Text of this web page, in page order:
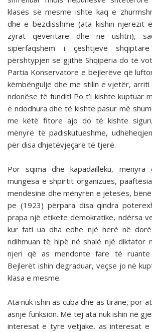
klasës së mesme ishte kaq e
dhe e bezdisshme (ata kishin njerëzit
zyrat qeveritare dhe në ushtri),
sipërfaqshëm i çështjeve
përshtypjen se gjithë Shqipëria do të
Partia Konservatore e bejlerëve që
këmbëngulje dhe me stilin e vjetër,
ndonëse të fundit! Po t’i kishte kuptuar
e ndodhura dhe të kishte pasur më
me këtë fitore ajo do të kishte
mënyrë të padiskutueshme,
për disa dhjetëvjeçarë të tjerë.
Por sqima dhe kapadaillëku,
mungesa e shpirtit organizues,
mendësinë dhe mënyrën e jetesës,
pe (1923) përpara disa qindra
prapa një etikete demokratike, ndërsa
kur fati ua dha edhe një herë në
ndihmuan të hipë në shalë një diktator
njeri që as mendonte fare të
Bejlerët ishin degraduar, veçse jo në
klasa e mesme.
Ata nuk ishin as cuba dhe as tiranë, por
asnjë funksion. Më tej ata nuk ishin në
interesat e tyre vetjake, as interesat e